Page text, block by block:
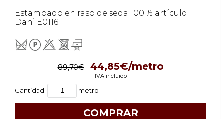
Estampado en raso de seda 100 % artículo
Dani E0116.
89,70€44,85€/metro
IVA incluido
Cantidad: metro